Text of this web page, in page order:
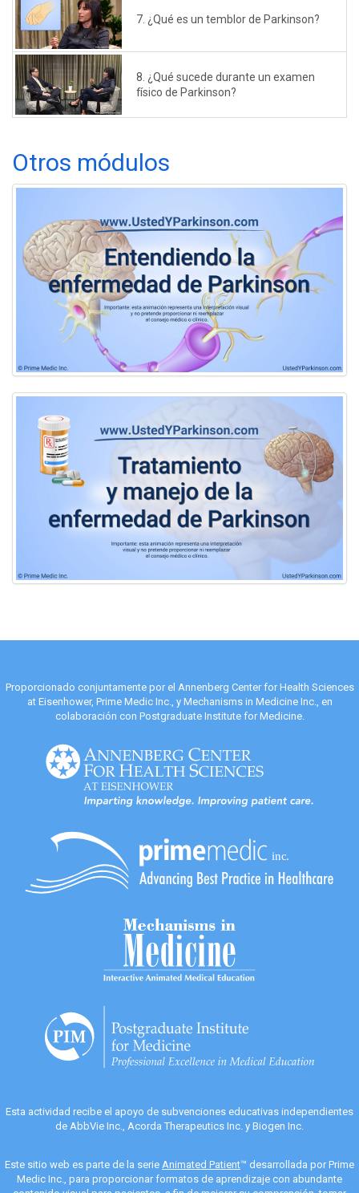
7. ¿Qué es un temblor de Parkinson?
8. ¿Qué sucede durante un examen
físico de Parkinson?
Otros módulos
Proporcionado conjuntamente por el Annenberg Center for Health Sciences
at Eisenhower, Prime Medic Inc., y Mechanisms in Medicine Inc., en
colaboración con Postgraduate Institute for Medicine.
Esta actividad recibe el apoyo de subvenciones educativas independientes
de AbbVie Inc., Acorda Therapeutics Inc. y Biogen Inc.
Este sitio web es parte de la serie Animated Patient™ desarrollada por Prime
Medic Inc., para proporcionar formatos de aprendizaje con abundante